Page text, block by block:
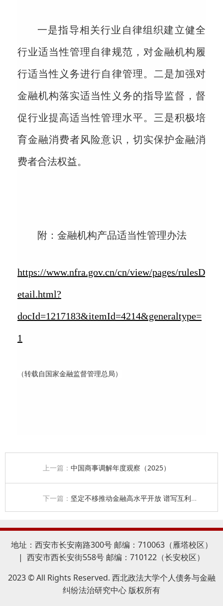
一是指导相关行业自律组织建立健全
行业适当性管理自律规范，对金融机构履
行适当性义务进行自律管理。二是加强对
金融机构落实适当性义务的指导监督，督
促行业提高适当性管理水平。三是积极培
育金融消费者风险意识，切实保护金融消
费者合法权益。
附：金融机构产品适当性管理办法
https://www.nfra.gov.cn/cn/view/pages/rulesD
etail.html?
docId=1217183&itemId=4214&generaltype=
1
（转载自国家金融监督管理总局）
上一篇： 中国商事调解年度观察（2025）
下一篇： 坚定不移推动金融高水平开放 谱写互利共赢新篇章 ——李云泽在2025陆家嘴论坛开幕式上的主题演讲
地址：西安市长安南路300号 邮编：710063（雁塔校区）
| 西安市西长安街558号 邮编：710122（长安校区）
2023 © All Rights Reserved. 西北政法大学个人债务与金融
纠纷法治研究中心 版权所有